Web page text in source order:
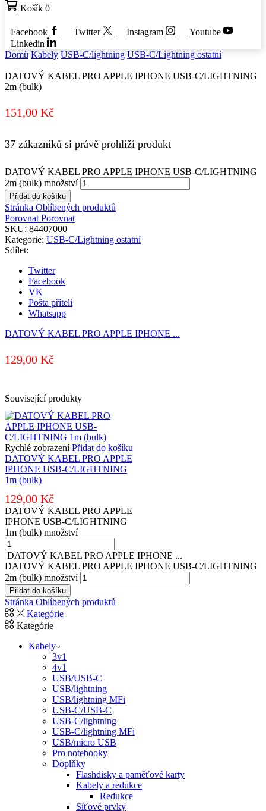
Košík 0
Facebook Twitter Instagram
Youtube
Linkedin
Domů Kabely USB-C/lightning USB-C/Lightning ostatní
DATOVÝ KABEL PRO APPLE IPHONE USB-C/LIGHTNING
2m (bulk)
151,00 Kč
37 zákazníků si právě prohlíží produkt
DATOVÝ KABEL PRO APPLE IPHONE USB-C/LIGHTNING
2m (bulk) množství
Přidat do košíku
Stránka Oblíbených produktů
Porovnat Porovnat
SKU: 84407000
Kategorie: USB-C/Lightning ostatní
Sdílet:
Twitter
Facebook
VK
Pošta příteli
Whatsapp
DATOVÝ KABEL PRO APPLE IPHONE ...
129,00 Kč
Související produkty
Rychlé zobrazení Přidat do košíku
DATOVÝ KABEL PRO APPLE
IPHONE USB-C/LIGHTNING
1m (bulk)
129,00 Kč
DATOVÝ KABEL PRO APPLE
IPHONE USB-C/LIGHTNING
1m (bulk) množství
DATOVÝ KABEL PRO APPLE IPHONE ...
DATOVÝ KABEL PRO APPLE IPHONE USB-C/LIGHTNING
2m (bulk) množství
Přidat do košíku
Stránka Oblíbených produktů
Kategórie
Kategórie
Kabely
3v1
4v1
USB/USB-C
USB/lightning
USB/lightning MFi
USB-C/USB-C
USB-C/lightning
USB-C/lightning MFi
USB/micro USB
Pro notebooky
Doplňky
Flashdisky a paměťové karty
Kabely a redukce
Redukce
Síťové prvky